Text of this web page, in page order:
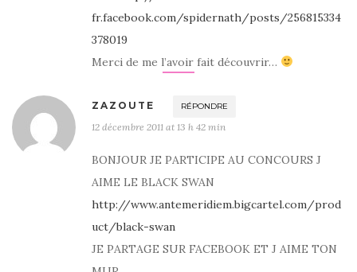
fr.facebook.com/spidernath/posts/256815334
378019
Merci de me l’avoir fait découvrir…
ZAZOUTE RÉPONDRE
12 décembre 2011 at 13 h 42 min
BONJOUR JE PARTICIPE AU CONCOURS J
AIME LE BLACK SWAN
http://www.antemeridiem.bigcartel.com/prod
uct/black-swan
JE PARTAGE SUR FACEBOOK ET J AIME TON